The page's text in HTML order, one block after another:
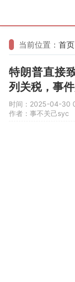
当前位置： 首页
特朗普直接
列关税，事
时间：2025-04-30
作者：事不关己syc